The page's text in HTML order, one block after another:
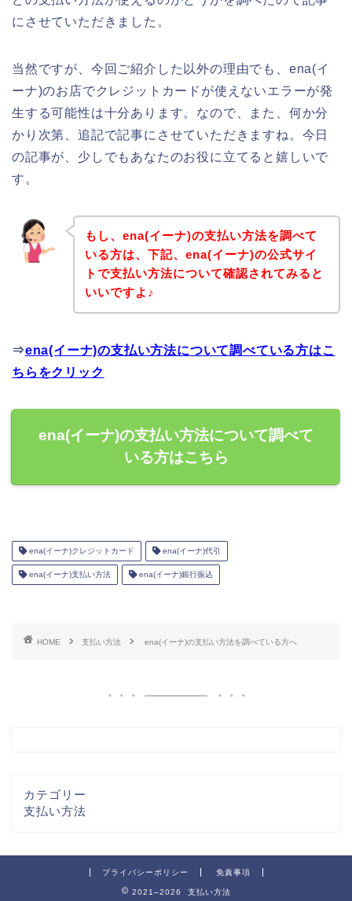
にさせていただきました。
当然ですが、今回ご紹介した以外の理由でも、ena(イ
ーナ)のお店でクレジットカードが使えないエラーが発
生する可能性は十分あります。なので、また、何か分
かり次第、追記で記事にさせていただきますね。今日
の記事が、少しでもあなたのお役に立てると嬉しいで
す。
もし、ena(イーナ)の支払い方法を調べて
いる方は、下記、ena(イーナ)の公式サイ
トで支払い方法について確認されてみると
いいですよ♪
⇒ena(イーナ)の支払い方法について調べている方はこ
ちらをクリック
ena(イーナ)の支払い方法について調べて
いる方はこちら
ena(イーナ)クレジットカード ena(イーナ)代引
ena(イーナ)支払い方法 ena(イーナ)銀行振込
HOME 支払い方法 ena(イーナ)の支払い方法を調べている方へ
カテゴリー
支払い方法
プライバシーポリシー 免責事項
2021–2026 支払い方法